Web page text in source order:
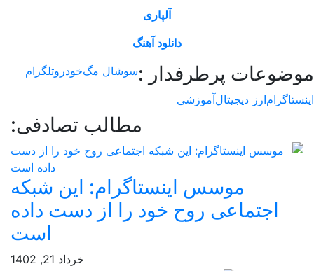
آلپاری
دانلود آهنگ
پرطرفدار : سوشال مگخودروتلگرام
ارز دیجیتالآموزشی
مطالب تصادفی:
موسس اینستاگرام: این شبکه
اجتماعی روح خود را از دست داده
است
خرداد 21, 1402